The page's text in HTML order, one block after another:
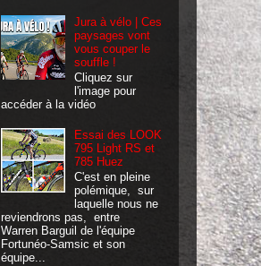
Jura à vélo | Ces
paysages vont
vous couper le
souffle !
Cliquez sur
l'image pour
accéder à la vidéo
Essai des LOOK
795 Light RS et
785 Huez
C'est en pleine
polémique, sur
laquelle nous ne
reviendrons pas, entre
Warren Barguil de l'équipe
Fortunéo-Samsic et son
équipe...